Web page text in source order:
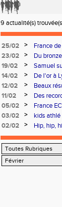
9 actualité(s)
25/02 >
France
23/02
>
Du
19/02
>
Samuel
14/02
>
De l'or à
12/02
>
Beaux
Parilly
11/02 >
Des
Miramas
05/02 >
France
03/02
>
kids athlé
02/02
> Hip, hip,